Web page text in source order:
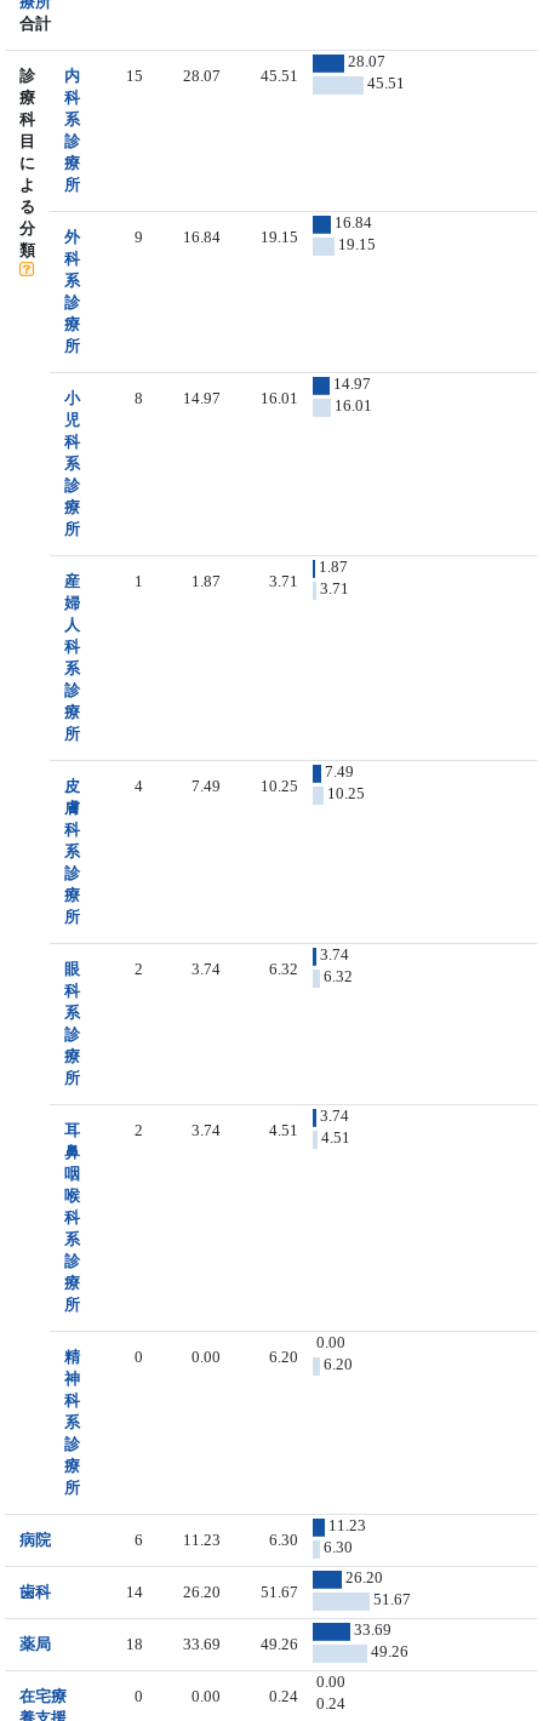
合計
診
療
科
目
に
よ
る
分
類
内
科
系
診
療
所
15 28.07 45.51
28.07
45.51
外
科
系
診
療
所
9 16.84 19.15
16.84
19.15
小
児
科
系
診
療
所
8 14.97 16.01
14.97
16.01
産
婦
人
科
系
診
療
所
1 1.87 3.71
1.87
3.71
皮
膚
科
系
診
療
所
4 7.49 10.25
7.49
10.25
眼
科
系
診
療
所
2 3.74 6.32
3.74
6.32
耳
鼻
咽
喉
科
系
診
療
所
2 3.74 4.51
3.74
4.51
精
神
科
系
診
療
所
0 0.00 6.20
0.00
6.20
病院 6 11.23 6.30
11.23
6.30
歯科 14 26.20 51.67
26.20
51.67
薬局 18 33.69 49.26
33.69
49.26
在宅療
0 0.00 0.24
0.00
0.24